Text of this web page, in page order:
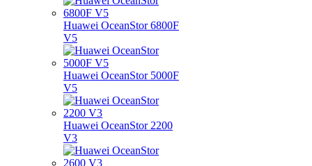
Huawei OceanStor 6800F
V5
Huawei OceanStor 5000F
V5
Huawei OceanStor 2200
V3